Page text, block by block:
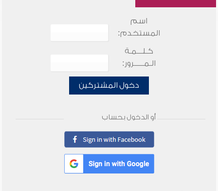
اسم
المستخدم:
كـلـــمـة
الـمـــــرور:
دخول المشتركين
أو الدخول بحساب